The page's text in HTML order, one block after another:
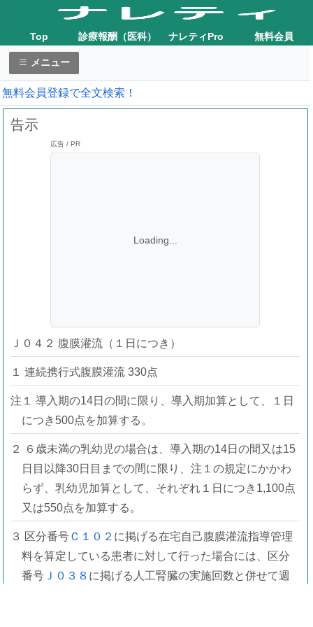
Top 診療報酬（医科） ナレティPro 無料会員
メニュー
無料会員登録で全文検索！
告示
広告 / PR
Loading...
Ｊ０４２ 腹膜灌流（１日につき）
１ 連続携行式腹膜灌流 330点
注１ 導入期の14日の間に限り、導入期加算として、１日
につき500点を加算する。
２ ６歳未満の乳幼児の場合は、導入期の14日の間又は15
日目以降30日目までの間に限り、注１の規定にかかわ
らず、乳幼児加算として、それぞれ１日につき1,100点
又は550点を加算する。
３ 区分番号Ｃ１０２ に掲げる在宅自己腹膜灌流指導管理
料を算定している患者に対して行った場合には、区分
番号Ｊ０３８ に掲げる人工腎臓の実施回数と併せて週